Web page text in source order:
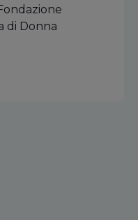
di Donna